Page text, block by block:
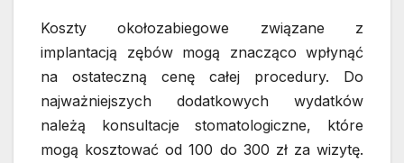
Koszty okołozabiegowe związane z
implantacją zębów mogą znacząco wpłynąć
na ostateczną cenę całej procedury. Do
najważniejszych dodatkowych wydatków
należą konsultacje stomatologiczne, które
mogą kosztować od 100 do 300 zł za wizytę.